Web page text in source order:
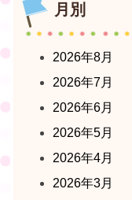
月別
2026年8月
2026年7月
2026年6月
2026年5月
2026年4月
2026年3月